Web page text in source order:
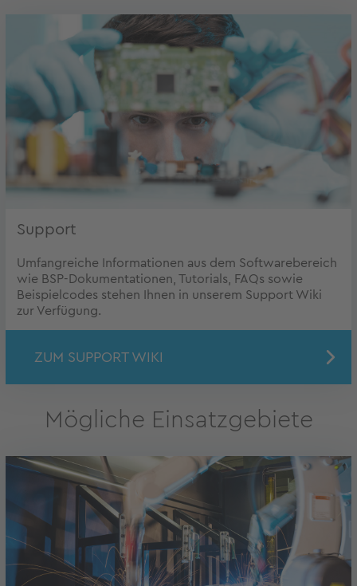
Support
Umfangreiche Informationen aus dem Softwarebereich
wie BSP-Dokumentationen, Tutorials, FAQs sowie
Beispielcodes stehen Ihnen in unserem Support Wiki
zur Verfügung.
ZUM SUPPORT WIKI
Mögliche Einsatzgebiete